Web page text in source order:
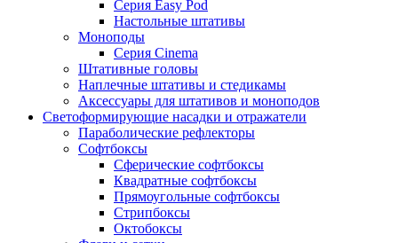
Серия Easy Pod
Настольные штативы
Моноподы
Серия Cinema
Штативные головы
Наплечные штативы и стедикамы
Аксессуары для штативов и моноподов
Светоформирующие насадки и отражатели
Параболические рефлекторы
Софтбоксы
Сферические софтбоксы
Квадратные софтбоксы
Прямоугольные софтбоксы
Стрипбоксы
Октобоксы